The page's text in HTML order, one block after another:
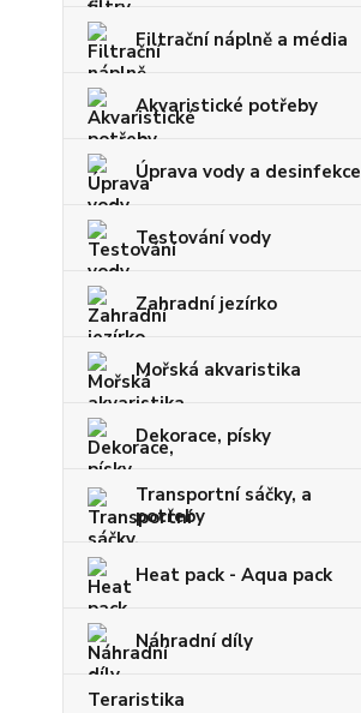
Filtrační náplně a média
Akvaristické potřeby
Úprava vody a desinfekce
Testování vody
Zahradní jezírko
Mořská akvaristika
Dekorace, písky
Transportní sáčky, a
potřeby
Heat pack - Aqua pack
Náhradní díly
Teraristika